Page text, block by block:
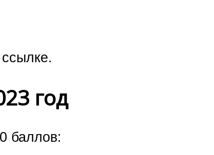
год
баллов: